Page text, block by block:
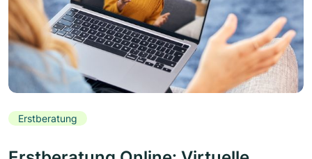
Erstberatung